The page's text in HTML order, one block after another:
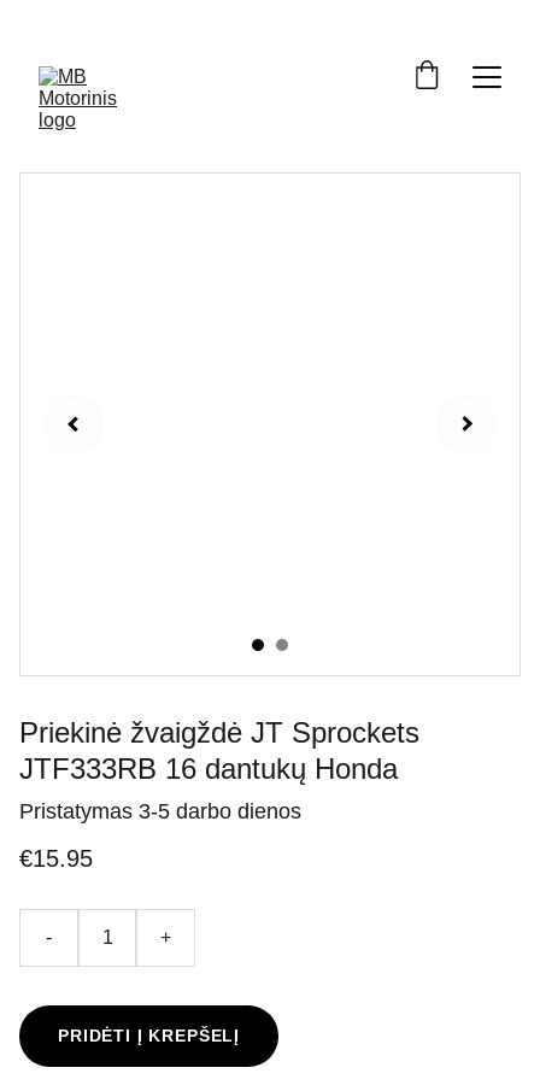
Priekinė žvaigždė JT Sprockets
JTF333RB 16 dantukų Honda
Pristatymas 3-5 darbo dienos
€15.95
- +
PRIDĖTI Į KREPŠELĮ